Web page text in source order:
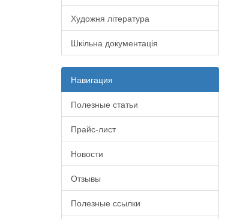
Художня література
Шкільна документація
Навигация
Полезные статьи
Прайс-лист
Новости
Отзывы
Полезные ссылки